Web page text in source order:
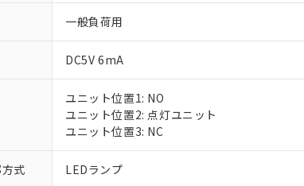
一般負荷用
DC5V 6mA
ユニット位置1: NO
ユニット位置2: 点灯ユニット
ユニット位置3: NC
式 LEDランプ